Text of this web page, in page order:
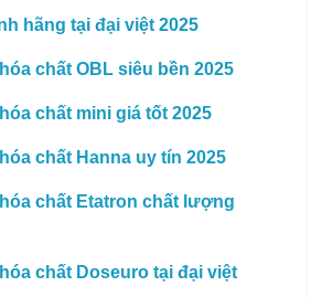
hãng tại đại việt 2025
chất OBL siêu bền 2025
chất mini giá tốt 2025
chất Hanna uy tín 2025
chất Etatron chất lượng
chất Doseuro tại đại việt